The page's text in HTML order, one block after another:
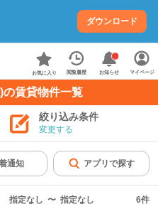
ダウンロード
お気に入り 閲覧履歴 お知らせ マイページ
の賃貸物件一覧
絞り込み条件
変更する
通知 アプリで探す
指定なし 〜 指定なし 6件